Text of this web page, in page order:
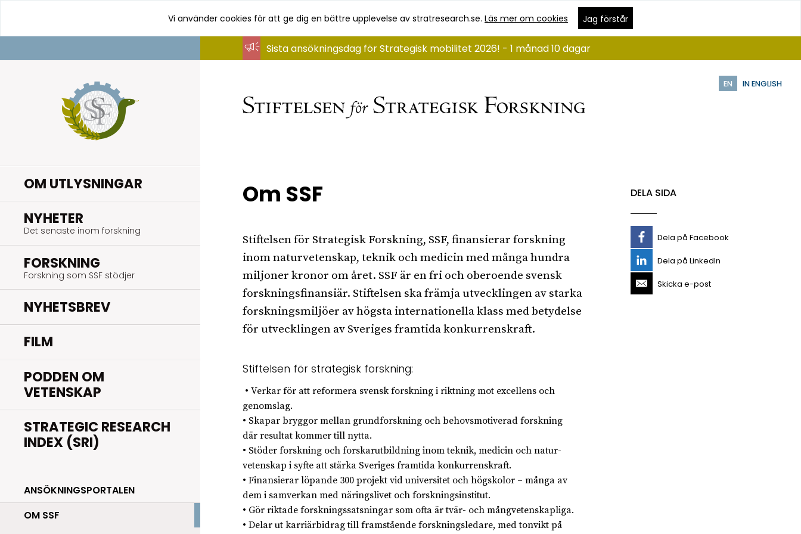
innehåll
Vi använder cookies för att ge dig en bättre upplevelse av stratresearch.se.Läs mer om cookies Jag förstår
EN IN ENGLISH
OM UTLYSNINGAR
NYHETER
Det senaste inom forskning
FORSKNING
Forskning som SSF stödjer
NYHETSBREV
FILM
PODDEN OM
VETENSKAP
STRATEGIC RESEARCH
INDEX (SRI)
ANSÖKNINGSPORTALEN
OM SSF
Sista ansökningsdag för Strategisk mobilitet 2026! - 1 månad 10 dagar
Om SSF
Stiftelsen för Strategisk Forskning, SSF, finansierar forskning
inom naturvetenskap, teknik och medicin med många hundra
miljoner kronor om året. SSF är en fri och oberoende svensk
forskningsfinansiär. Stiftelsen ska främja utvecklingen av starka
forskningsmiljöer av högsta internationella klass med betydelse
för utvecklingen av Sveriges framtida konkurrenskraft.
Stiftelsen för strategisk forskning:
• Verkar för att reformera svensk forskning i riktning mot excellens och
genomslag.
• Skapar bryggor mellan grundforskning och behovsmotiverad forskning
där resultat kommer till nytta.
• Stöder forskning och forskarutbildning inom teknik, medicin och natur-
vetenskap i syfte att stärka Sveriges framtida konkurrenskraft.
• Finansierar löpande 300 projekt vid universitet och högskolor – många av
dem i samverkan med näringslivet och forskningsinstitut.
• Gör riktade forskningssatsningar som ofta är tvär- och mångvetenskapliga.
• Delar ut karriärbidrag till framstående forskningsledare, med tonvikt på
DELA SIDA
Dela på Facebook
Dela på LinkedIn
Skicka e-post